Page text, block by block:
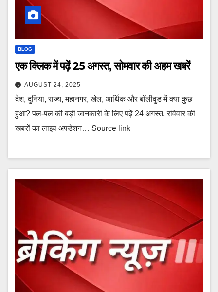
BLOG
एक क्लिक में पढ़ें 25 अगस्त, सोमवार की अहम खबरें
AUGUST 24, 2025
देश, दुनिया, राज्य, महानगर, खेल, आर्थिक और बॉलीवुड में क्या कुछ
हुआ? पल-पल की बड़ी जानकारी के लिए पढ़ें 24 अगस्त, रविवार की
खबरों का लाइव अपडेशन… Source link